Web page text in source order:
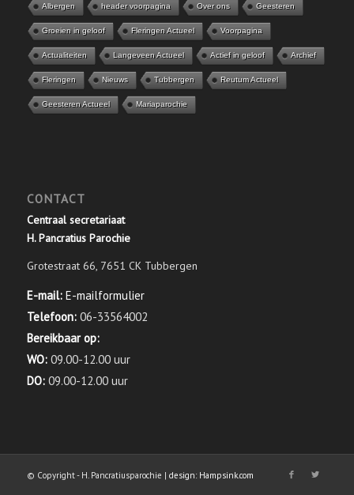
Albergen header voorpagina Over ons Geesteren
Groeien in geloof Fleringen Actueel Voorpagina
Actualiteiten Langeveen Actueel Actief in geloof Archief
Fleringen Nieuws Tubbergen Reutum Actueel
Geesteren Actueel Mariaparochie
CONTACT
Centraal secretariaat
H. Pancratius Parochie
Grotestraat 66, 7651 CK Tubbergen
E-mail: E-mailformulier
Telefoon: 06-33564002
Bereikbaar op:
WO: 09.00-12.00 uur
DO: 09.00-12.00 uur
© Copyright - H. Pancratiusparochie | design: Hampsink.com